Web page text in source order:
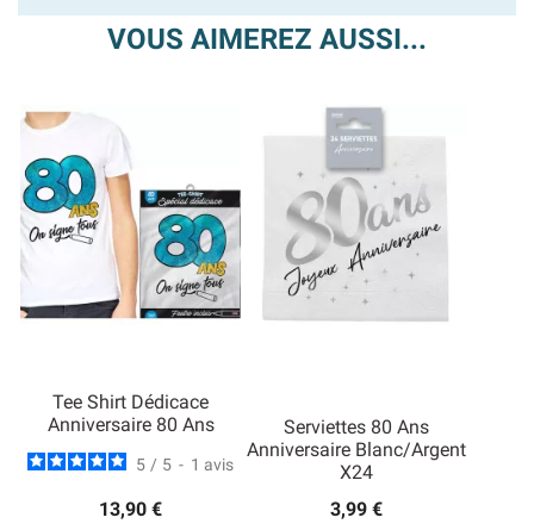
VOUS AIMEREZ AUSSI...
Tee Shirt Dédicace
Anniversaire 80 Ans
5 / 5 - 1 avis
13,90 €
Serviettes 80 Ans
Anniversaire Blanc/argent
X24
3,99 €